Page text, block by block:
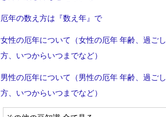
厄年の数え方は『数え年』で
女性の厄年について（女性の厄年 年齢、過ごし
方、いつからいつまでなど）
男性の厄年について（男性の厄年 年齢、過ごし
方、いつからいつまでなど）